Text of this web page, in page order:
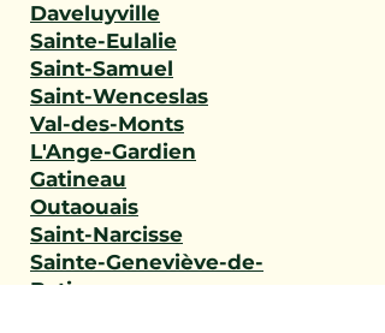
Daveluyville
Sainte-Eulalie
Saint-Samuel
Saint-Wenceslas
Val-des-Monts
L'Ange-Gardien
Gatineau
Outaouais
Saint-Narcisse
Sainte-Geneviève-de-
Batiscan